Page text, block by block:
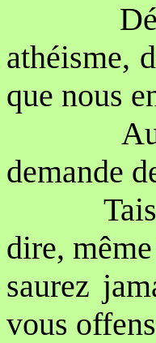
athéisme,
que nous
demande
dire,
saurez
vous